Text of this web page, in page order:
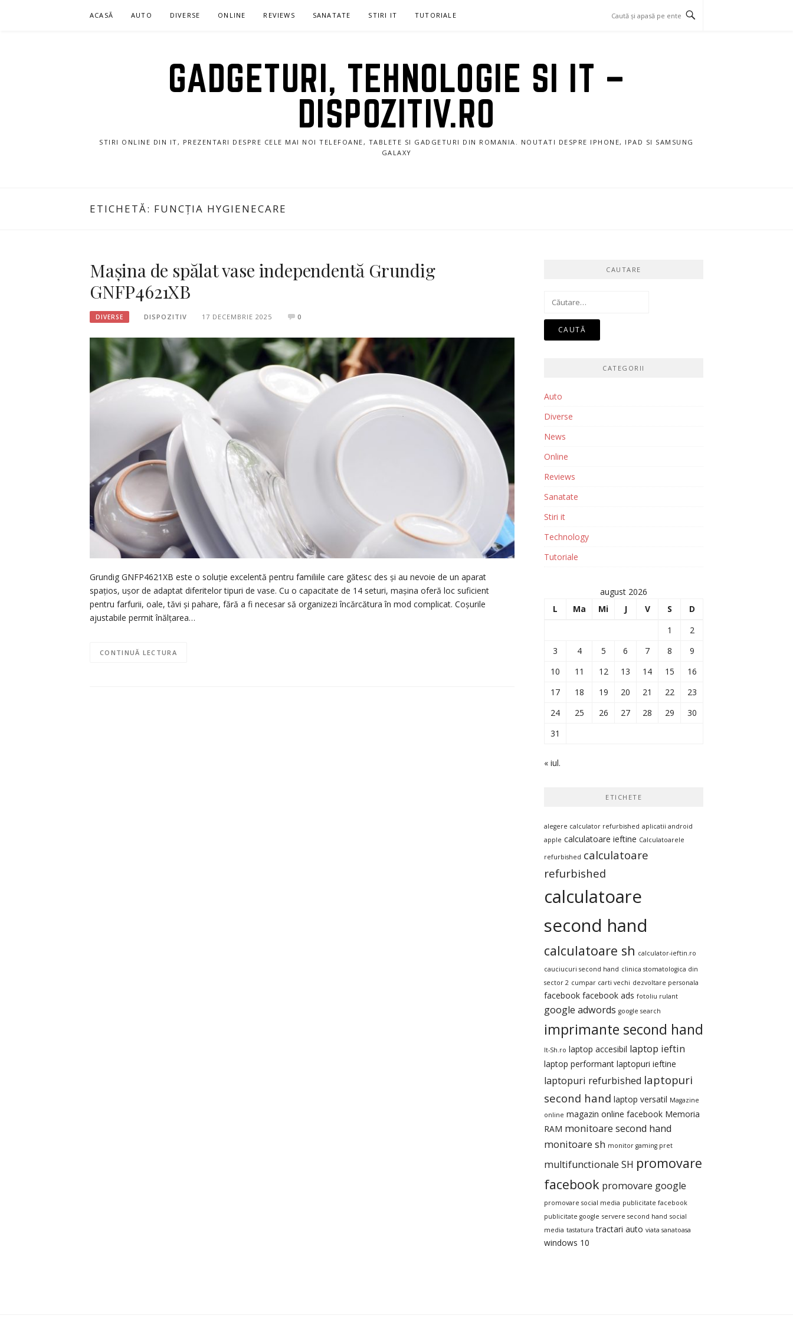
ACASĂ AUTO DIVERSE ONLINE REVIEWS SANATATE STIRI IT TUTORIALE
GADGETURI, TEHNOLOGIE SI IT –
DISPOZITIV.RO
STIRI ONLINE DIN IT, PREZENTARI DESPRE CELE MAI NOI TELEFOANE, TABLETE SI GADGETURI DIN ROMANIA. NOUTATI DESPRE IPHONE, IPAD SI SAMSUNG
GALAXY
ETICHETĂ: FUNCȚIA HYGIENECARE
Mașina de spălat vase independentă Grundig
GNFP4621XB
DIVERSE DISPOZITIV 17 DECEMBRIE 2025 0
Grundig GNFP4621XB este o soluție excelentă pentru familiile care gătesc des și au nevoie de un aparat
spațios, ușor de adaptat diferitelor tipuri de vase. Cu o capacitate de 14 seturi, mașina oferă loc suficient
pentru farfurii, oale, tăvi și pahare, fără a fi necesar să organizezi încărcătura în mod complicat. Coșurile
ajustabile permit înălțarea…
CONTINUĂ LECTURA
CAUTARE
Caută
CATEGORII
Auto
Diverse
News
Online
Reviews
Sanatate
Stiri it
Technology
Tutoriale
august 2026
L
Ma Mi J V S
D
1
2
3
4 5 6 7 8
9
10
11 12 13 14 15
16
17
18 19 20 21 22
23
24
25 26 27 28 29
30
31
« iul.
ETICHETE
alegere calculator refurbished aplicatii android
apple calculatoare ieftine Calculatoarele
refurbished calculatoare
refurbished
calculatoare
second hand
calculatoare sh calculator-ieftin.ro
cauciucuri second hand clinica stomatologica din
sector 2 cumpar carti vechi dezvoltare personala
facebook facebook ads fotoliu rulant
google adwords google search
imprimante second hand
It-Sh.ro laptop accesibil laptop ieftin
laptop performant laptopuri ieftine
laptopuri refurbished laptopuri
second hand laptop versatil Magazine
online magazin online facebook Memoria
RAM monitoare second hand
monitoare sh monitor gaming pret
multifunctionale SH promovare
facebook promovare google
promovare social media publicitate facebook
publicitate google servere second hand social
media tastatura tractari auto viata sanatoasa
windows 10